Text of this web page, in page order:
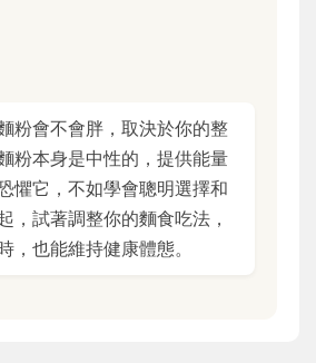
粉會不會胖，取決於你的整
粉本身是中性的，提供能量
懼它，不如學會聰明選擇和
，試著調整你的麵食吃法，
，也能維持健康體態。